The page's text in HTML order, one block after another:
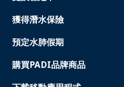
TAIWAN
獲得潛水保險
預定水肺假期
購買PADI品牌商品